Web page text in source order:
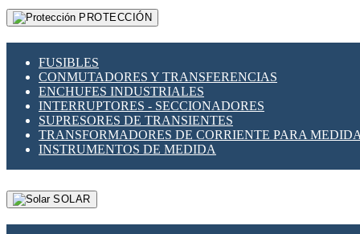
PROTECCIÓN
FUSIBLES
CONMUTADORES Y TRANSFERENCIAS
ENCHUFES INDUSTRIALES
INTERRUPTORES - SECCIONADORES
SUPRESORES DE TRANSIENTES
TRANSFORMADORES DE CORRIENTE PARA
INSTRUMENTOS DE MEDIDA
SOLAR